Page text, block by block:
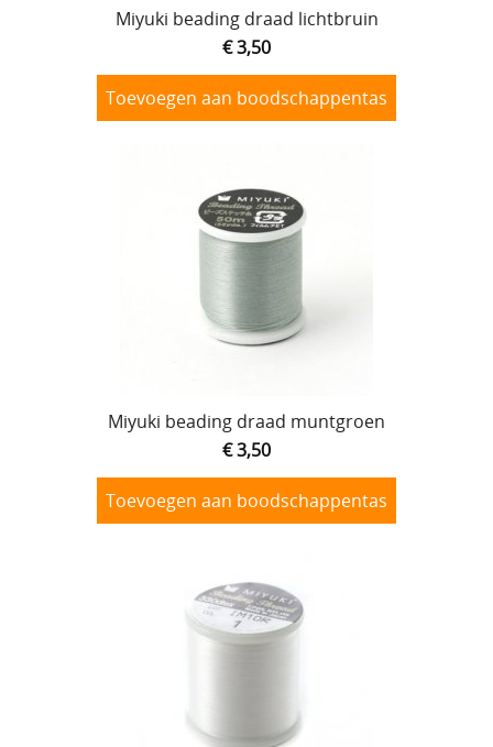
Miyuki beading draad lichtbruin
€ 3,50
Toevoegen aan boodschappentas
Miyuki beading draad muntgroen
€ 3,50
Toevoegen aan boodschappentas